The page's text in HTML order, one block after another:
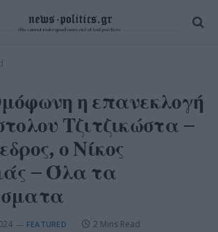
η επανεκλογή
Τζιτζικώστα –
ο Νίκος
– Όλα τα
FEATURED 2 Mins Read